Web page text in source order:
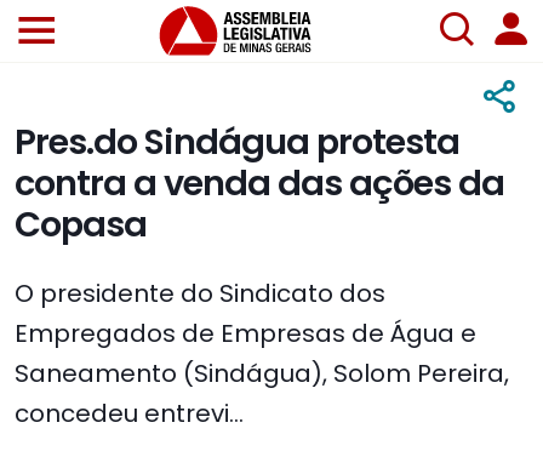
Pres.do Sindágua protesta
contra a venda das ações da
Copasa
O presidente do Sindicato dos
Empregados de Empresas de Água e
Saneamento (Sindágua), Solom Pereira,
concedeu entrevi...